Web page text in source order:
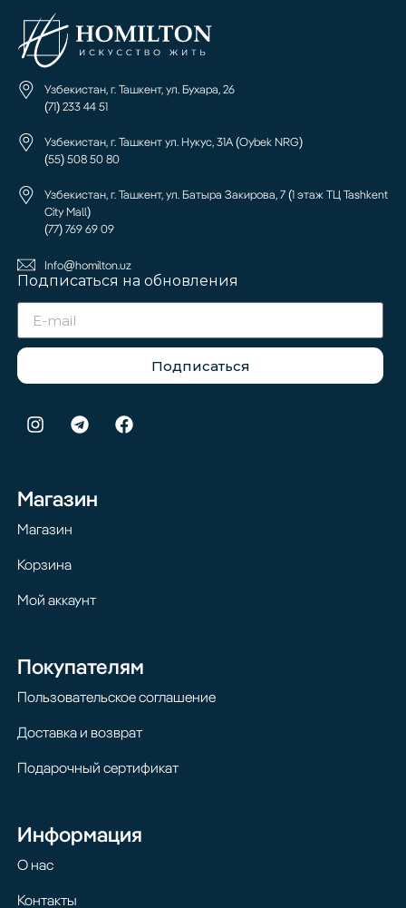
Узбекистан, г. Ташкент, ул. Бухара, 26
(71) 233 44 51
Узбекистан, г. Ташкент ул. Нукус, 31А (Oybek NRG)
(55) 508 50 80
Узбекистан, г. Ташкент, ул. Батыра Закирова, 7 (1 этаж ТЦ Tashkent
City Mall)
(77) 769 69 09
Info@homilton.uz
Подписаться на обновления
Подписаться
Магазин
Магазин
Корзина
Мой аккаунт
Покупателям
Пользовательское соглашение
Доставка и возврат
Подарочный сертификат
Информация
О нас
Контакты